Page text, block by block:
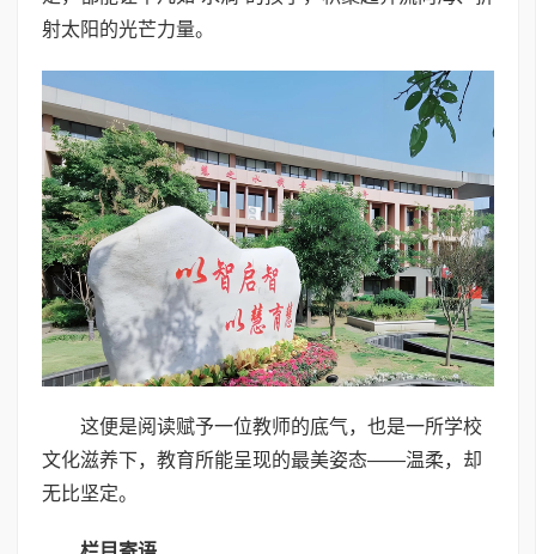
射太阳的光芒力量。
这便是阅读赋予一位教师的底气，也是一所学校
文化滋养下，教育所能呈现的最美姿态——温柔，却
无比坚定。